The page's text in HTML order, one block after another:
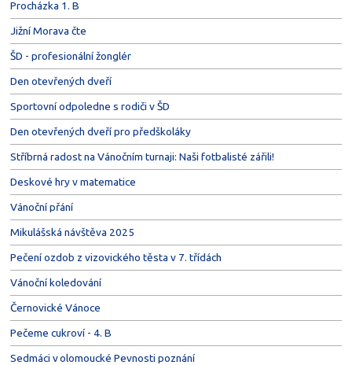
Procházka 1. B
Jižní Morava čte
ŠD - profesionální žonglér
Den otevřených dveří
Sportovní odpoledne s rodiči v ŠD
Den otevřených dveří pro předškoláky
Stříbrná radost na Vánočním turnaji: Naši fotbalisté zářili!
Deskové hry v matematice
Vánoční přání
Mikulášská návštěva 2025
Pečení ozdob z vizovického těsta v 7. třídách
Vánoční koledování
Černovické Vánoce
Pečeme cukroví - 4. B
Sedmáci v olomoucké Pevnosti poznání